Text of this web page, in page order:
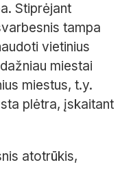
Stiprėjant
tampa
vietinius
miestai
miestus, t.y.
plėtra, įskaitant
atotrūkis,